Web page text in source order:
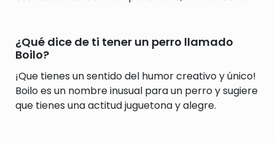
¿Qué dice de ti tener un perro llamado
Boilo?
¡Que tienes un sentido del humor creativo y único!
Boilo es un nombre inusual para un perro y sugiere
que tienes una actitud juguetona y alegre.